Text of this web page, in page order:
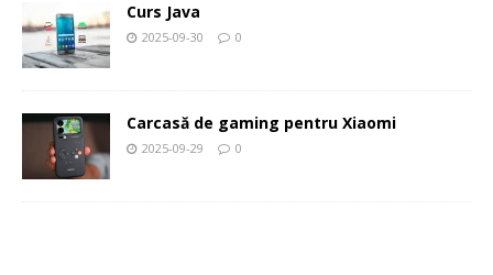
Curs Java
2025-09-30 0
Carcasă de gaming pentru Xiaomi
2025-09-29 0